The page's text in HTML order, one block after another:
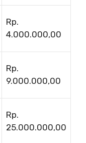
Rp.
4.000.000,00
Rp.
9.000.000,00
Rp.
25.000.000,00